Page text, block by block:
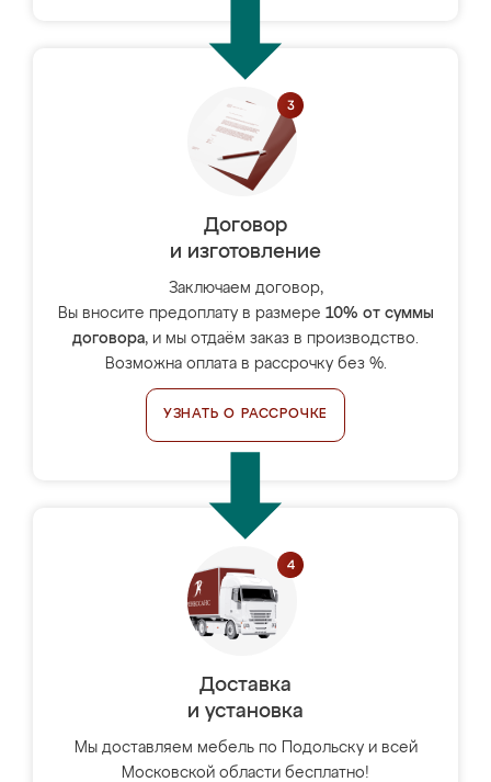
Договор
и изготовление
Заключаем договор,
Вы вносите предоплату в размере 10% от суммы
договора, и мы отдаём заказ в производство.
Возможна оплата в рассрочку без %.
УЗНАТЬ О РАССРОЧКЕ
Доставка
и установка
Мы доставляем мебель по Подольску и всей
Московской области бесплатно!